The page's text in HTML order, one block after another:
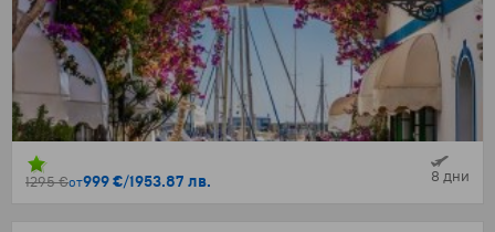
1295 €от999 €/1953.87 лв. 8 дни